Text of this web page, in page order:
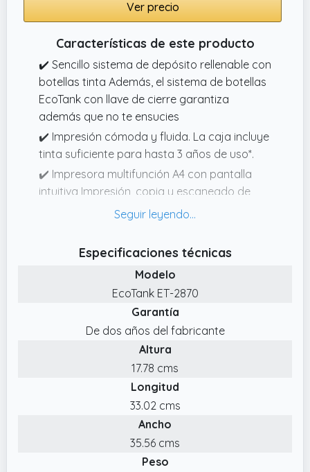
Ver precio
Características de este producto
✔️ Sencillo sistema de depósito rellenable con
botellas tinta Además, el sistema de botellas
EcoTank con llave de cierre garantiza
además que no te ensucies
✔️ Impresión cómoda y fluida. La caja incluye
tinta suficiente para hasta 3 años de uso*.
✔️ Impresora multifunción A4 con pantalla
intuitiva Impresión, copia y escaneado de
alta calidad en una sola máquina
desde cualquier lugar Utiliza la aplicación
Epson Smart Panel para configurar,
monitorizar, imprimir y mucho más desde tu
✔️ La marca de impresoras con depósito de
tinta n.º 1 en el mundo* Más de 100 millones
de impresoras EcoTank vendidas en todo el
✔️ Un solo juego de tintas imprime hasta
4500 páginas en negro y 7500 en color* Sin
estrés ni complicaciones, ¡simplemente
añade papel e imprime!
Especificaciones técnicas
Modelo
EcoTank ET-2870
Garantía
De dos años del fabricante
Altura
17.78 cms
Longitud
33.02 cms
Ancho
35.56 cms
Peso